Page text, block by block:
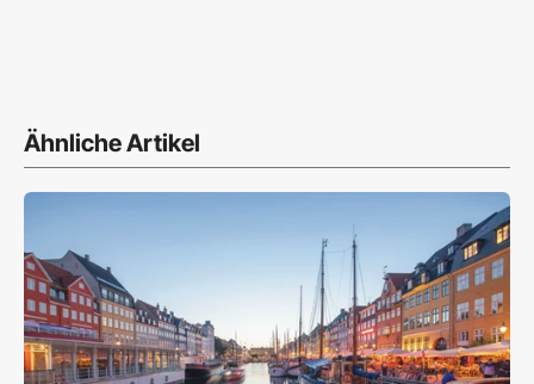
Ähnliche Artikel